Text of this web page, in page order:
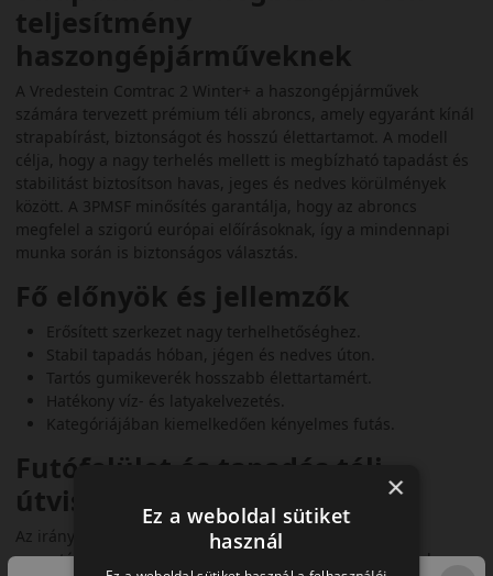
teljesítmény
haszongépjárműveknek
A Vredestein Comtrac 2 Winter+ a haszongépjárművek
számára tervezett prémium téli abroncs, amely egyaránt kínál
strapabírást, biztonságot és hosszú élettartamot. A modell
célja, hogy a nagy terhelés mellett is megbízható tapadást és
stabilitást biztosítson havas, jeges és nedves körülmények
között. A 3PMSF minősítés garantálja, hogy az abroncs
megfelel a szigorú európai előírásoknak, így a mindennapi
munka során is biztonságos választás.
Fő előnyök és jellemzők
Erősített szerkezet nagy terhelhetőséghez.
Stabil tapadás hóban, jégen és nedves úton.
Tartós gumikeverék hosszabb élettartamért.
Hatékony víz- és latyakelvezetés.
Kategóriájában kiemelkedően kényelmes futás.
Futófelület és tapadás téli
útviszonyok között
Az irányított futófelületi mintázat és a mély barázdák
garantálják a kapaszkodóképességet havas és jeges utakon.
×
Ez a weboldal sütiket
használ